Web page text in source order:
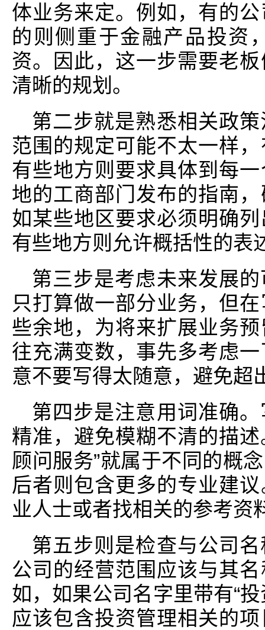
体业务来定。例如，有的
的则侧重于金融产品投资
资。因此，这一步需要老
清晰的规划。
第二步就是熟悉相关政
范围的规定可能不太一样
有些地方则要求具体到每
地的工商部门发布的指南
如某些地区要求必须明确
有些地方则允许概括性的表
第三步是考虑未来发展
只打算做一部分业务，但
些余地，为将来扩展业务
往充满变数，事先多考虑
意不要写得太随意，避免超
第四步是注意用词准确
精准，避免模糊不清的描述
顾问服务”就属于不同的概
后者则包含更多的专业建
业人士或者找相关的参考资
第五步则是检查与公司
公司的经营范围应该与其
如，如果公司名字里带有“
应该包含投资管理相关的